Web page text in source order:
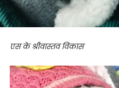
एस के श्रीवास्तव विकास